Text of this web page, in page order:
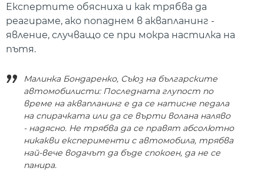
Експертите обясниха и как трябва да
реагираме, ако попаднем в аквапланинг -
явление, случващо се при мокра настилка на
пътя.
Малинка Бондаренко, Съюз на българските
автомобилисти: Последната глупост по
време на аквапланинг е да се натисне педала
на спирачката или да се върти волана наляво
- надясно. Не трябва да се правят абсолютно
никакви експерименти с автомобила, трябва
най-вече водачът да бъде спокоен, да не се
панира.